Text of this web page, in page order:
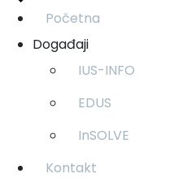
Početna
Događaji
IUS-INFO
EDUS
InSOLVE
Kontakt